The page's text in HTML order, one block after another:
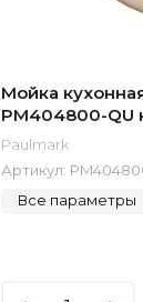
Мойка
PM404800-QU
Paulmark
Артикул:
Все параметры